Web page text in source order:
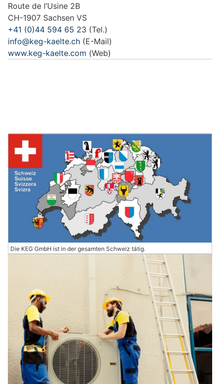
Route de l’Usine 2B
CH-1907 Sachsen VS
+41 (0)44 594 65 23 (Tel.)
info@keg-kaelte.ch (E-Mail)
www.keg-kaelte.com (Web)
Die KEG GmbH ist in der gesamten Schweiz tätig.